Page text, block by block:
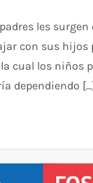
les
con sus hijos
cual los niños
dependiendo